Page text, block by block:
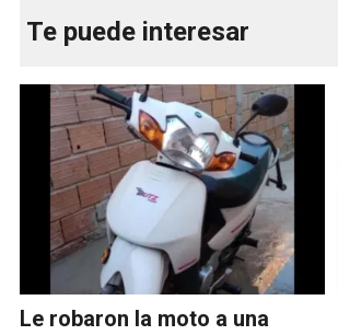
Te puede interesar
Le robaron la moto a una